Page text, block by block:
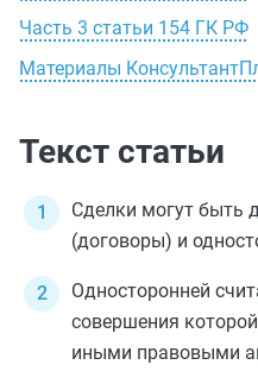
Часть 3 статьи 154 ГК РФ
Материалы
Текст статьи
Сделки могут быть
(договоры) и
Односторонней
совершения
иными правовыми